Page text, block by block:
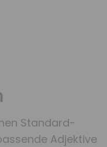
Standard-
Adjektive